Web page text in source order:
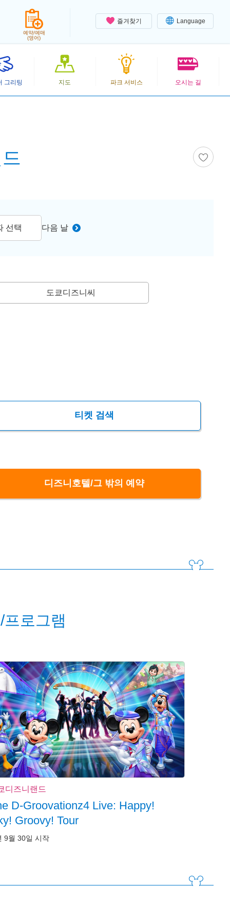
즐겨찾기 Language
예약/예매
(영어)
그리팅 지도 파크 서비스 오시는 길
선택 다음 날
도쿄디즈니씨
티켓 검색
디즈니호텔/그 밖의 예약
로그램
디즈니랜드
D-Groovationz4 Live: Happy!
Groovy! Tour
9월 30일 시작